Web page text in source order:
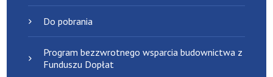
Do pobrania
Program bezzwrotnego wsparcia budownictwa z
Funduszu Dopłat